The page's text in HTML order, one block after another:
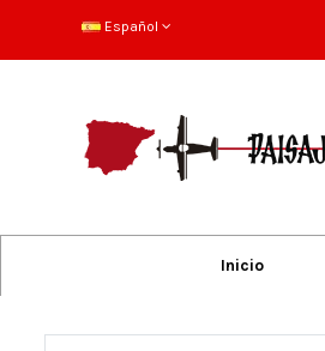
Español
Inicio